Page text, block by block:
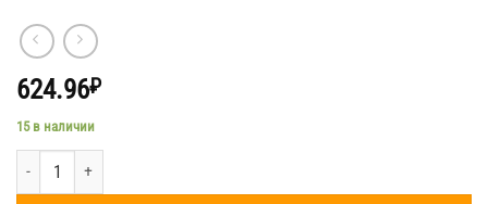
624.96₽
15 в наличии
Количество товара BX0023